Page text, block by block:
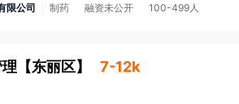
限公司 制药 融资未公开 100-499人
【东丽区】 7-12k